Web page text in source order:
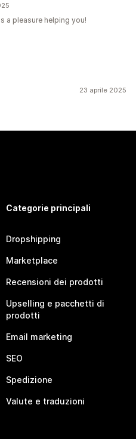
a pleasure helping you!
23 aprile 2025
Categorie principali
Dropshipping
Marketplace
Recensioni dei prodotti
Upselling e pacchetti di
prodotti
Email marketing
SEO
Spedizione
Valute e traduzioni